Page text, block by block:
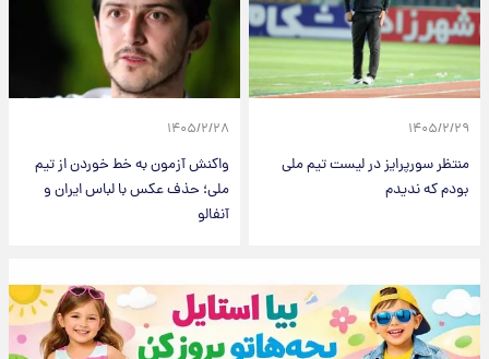
۱۴۰۵/۲/۲۹
منتظر سورپرایز در لیست تیم ملی
بودم که ندیدم
۱۴۰۵/۲/۲۸
واکنش آزمون به خط خوردن از تیم
ملی؛ حذف عکس با لباس ایران و
آنفالو